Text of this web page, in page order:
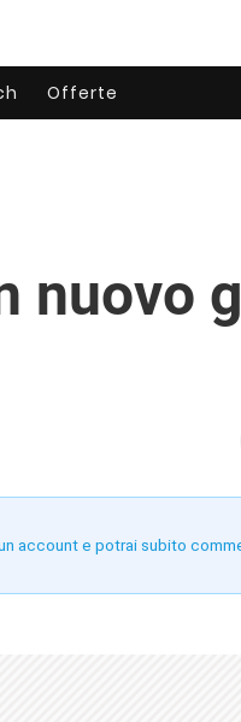
Offerte
nuovo
account e potrai subito